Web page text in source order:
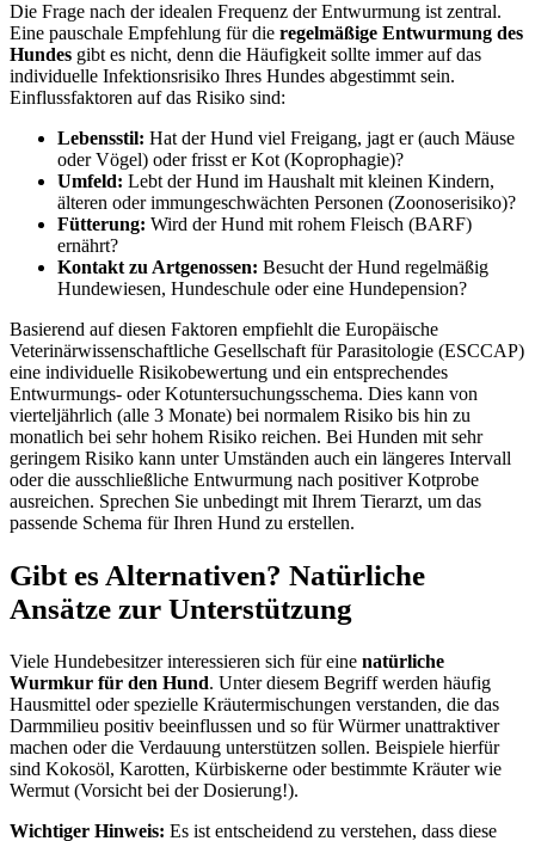
Die Frage nach der idealen Frequenz der Entwurmung ist zentral.
Eine pauschale Empfehlung für die regelmäßige Entwurmung des
Hundes gibt es nicht, denn die Häufigkeit sollte immer auf das
individuelle Infektionsrisiko Ihres Hundes abgestimmt sein.
Einflussfaktoren auf das Risiko sind:
Lebensstil: Hat der Hund viel Freigang, jagt er (auch Mäuse
oder Vögel) oder frisst er Kot (Koprophagie)?
Umfeld: Lebt der Hund im Haushalt mit kleinen Kindern,
älteren oder immungeschwächten Personen (Zoonoserisiko)?
Fütterung: Wird der Hund mit rohem Fleisch (BARF)
ernährt?
Kontakt zu Artgenossen: Besucht der Hund regelmäßig
Hundewiesen, Hundeschule oder eine Hundepension?
Basierend auf diesen Faktoren empfiehlt die Europäische
Veterinärwissenschaftliche Gesellschaft für Parasitologie (ESCCAP)
eine individuelle Risikobewertung und ein entsprechendes
Entwurmungs- oder Kotuntersuchungsschema. Dies kann von
vierteljährlich (alle 3 Monate) bei normalem Risiko bis hin zu
monatlich bei sehr hohem Risiko reichen. Bei Hunden mit sehr
geringem Risiko kann unter Umständen auch ein längeres Intervall
oder die ausschließliche Entwurmung nach positiver Kotprobe
ausreichen. Sprechen Sie unbedingt mit Ihrem Tierarzt, um das
passende Schema für Ihren Hund zu erstellen.
Gibt es Alternativen? Natürliche
Ansätze zur Unterstützung
Viele Hundebesitzer interessieren sich für eine natürliche
Wurmkur für den Hund. Unter diesem Begriff werden häufig
Hausmittel oder spezielle Kräutermischungen verstanden, die das
Darmmilieu positiv beeinflussen und so für Würmer unattraktiver
machen oder die Verdauung unterstützen sollen. Beispiele hierfür
sind Kokosöl, Karotten, Kürbiskerne oder bestimmte Kräuter wie
Wermut (Vorsicht bei der Dosierung!).
Wichtiger Hinweis: Es ist entscheidend zu verstehen, dass diese